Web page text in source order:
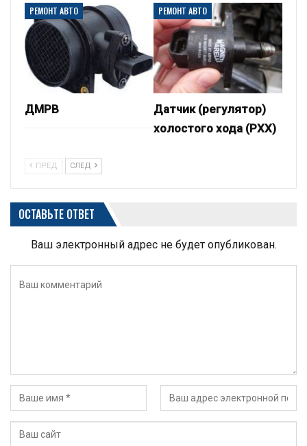
РЕМОНТ АВТО
ДМРВ
РЕМОНТ АВТО
Датчик (регулятор)
холостого хода (РХХ)
ПРЕД СЛЕД
ОСТАВЬТЕ ОТВЕТ
Ваш электронный адрес не будет опубликован.